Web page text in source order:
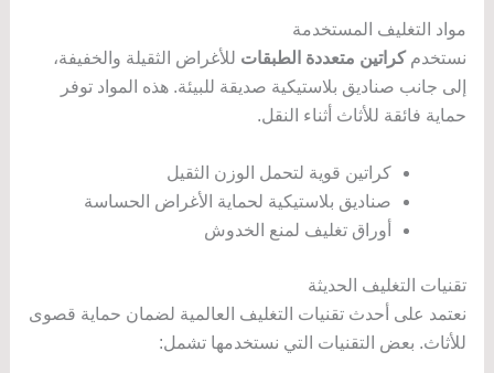
مواد التغليف المستخدمة
نستخدمكراتين متعددة الطبقات للأغراض الثقيلة والخفيفة،
إلى جانب صناديق بلاستيكية صديقة للبيئة. هذه المواد توفر
حماية فائقة للأثاث أثناء النقل.
كراتين قوية لتحمل الوزن الثقيل
صناديق بلاستيكية لحماية الأغراض الحساسة
أوراق تغليف لمنع الخدوش
تقنيات التغليف الحديثة
نعتمد على أحدث تقنيات التغليف العالمية لضمان حماية قصوى
للأثاث. بعض التقنيات التي نستخدمها تشمل: